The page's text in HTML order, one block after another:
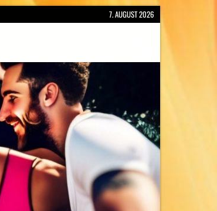
7. AUGUST 2026